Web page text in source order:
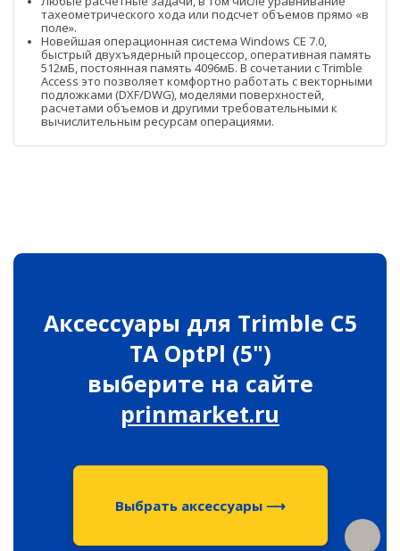
ОЛЭ
МЛЭ
ADCP
ГБО
тахеометрического хода или подсчет объемов прямо «в
поле».
Новейшая операционная система Windows CE 7.0,
быстрый двухъядерный процессор, оперативная память
512мБ, постоянная память 4096мБ. В сочетании с Trimble
Access это позволяет комфортно работать с векторными
подложками (DXF/DWG), моделями поверхностей,
расчетами объемов и другими требовательными к
вычислительным ресурсам операциями.
Аксессуары для Trimble C5
TA OptPl (5")
выберите на сайте
prinmarket.ru
Выбрать аксессуары ⟶